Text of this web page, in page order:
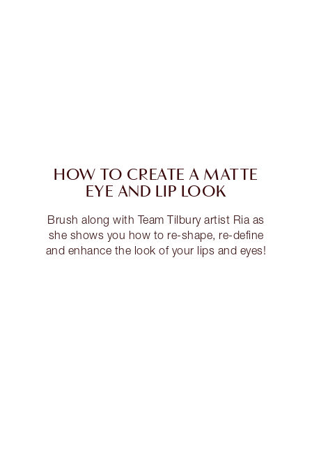
HOW TO CREATE A MATTE
EYE AND LIP LOOK
Brush along with Team Tilbury artist Ria as
she shows you how to re-shape, re-define
and enhance the look of your lips and eyes!